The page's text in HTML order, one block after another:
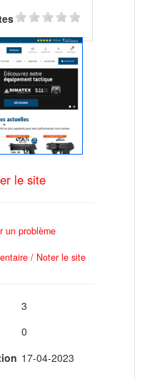
le site
un problème
/ Noter le site
3
0
17-04-2023